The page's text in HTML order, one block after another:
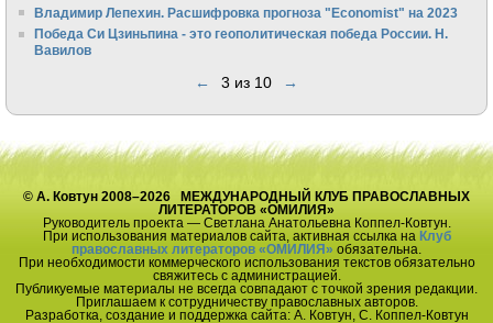
Владимир Лепехин. Расшифровка прогноза "Economist" на 2023
Победа Си Цзиньпина - это геополитическая победа России. Н.
Вавилов
← 3 из 10 →
© А. Ковтун 2008–2026 МЕЖДУНАРОДНЫЙ КЛУБ ПРАВОСЛАВНЫХ
ЛИТЕРАТОРОВ «ОМИЛИЯ»
Руководитель проекта — Светлана Анатольевна Коппел-Ковтун.
При использования материалов сайта, активная ссылка на Клуб
православных литераторов «ОМИЛИЯ» обязательна.
При необходимости коммерческого использования текстов обязательно
свяжитесь с администрацией.
Публикуемые материалы не всегда совпадают с точкой зрения редакции.
Приглашаем к сотрудничеству православных авторов.
Разработка, создание и поддержка сайта: А. Ковтун, С. Коппел-Ковтун